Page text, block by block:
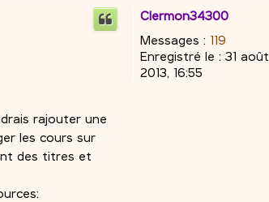
Clermon34300
Messages : 119
Enregistré le : 31 août
2013, 16:55
rajouter une
les cours sur
des titres et